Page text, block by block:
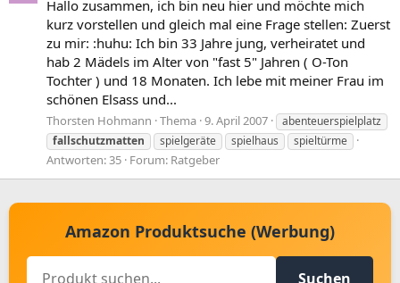
Hallo zusammen, ich bin neu hier und möchte mich
kurz vorstellen und gleich mal eine Frage stellen: Zuerst
zu mir: :huhu: Ich bin 33 Jahre jung, verheiratet und
hab 2 Mädels im Alter von "fast 5" Jahren ( O-Ton
Tochter ) und 18 Monaten. Ich lebe mit meiner Frau im
schönen Elsass und...
Thorsten Hohmann Thema 9. April 2007
abenteuerspielplatz
fallschutzmatten
spielgeräte spielhaus spieltürme
Antworten: 35 Forum: Ratgeber
Amazon Produktsuche (Werbung)
Suchen